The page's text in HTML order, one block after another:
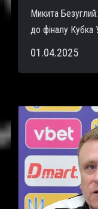
Микита
до фіналу Кубка
01.04.2025